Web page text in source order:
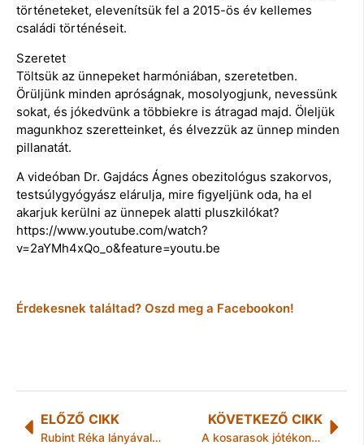
történeteket, elevenítsük fel a 2015-ös év kellemes
családi történéseit.
Szeretet
Töltsük az ünnepeket harmóniában, szeretetben.
Örüljünk minden apróságnak, mosolyogjunk, nevessünk
sokat, és jókedvünk a többiekre is átragad majd. Öleljük
magunkhoz szeretteinket, és élvezzük az ünnep minden
pillanatát.
A videóban Dr. Gajdács Ágnes obezitológus szakorvos,
testsúlygyógyász elárulja, mire figyeljünk oda, ha el
akarjuk kerülni az ünnepek alatti pluszkilókat?
https://www.youtube.com/watch?
v=2aYMh4xQo_o&feature=youtu.be
Érdekesnek találtad? Oszd meg a Facebookon!
ELŐZŐ CIKK
Rubint Réka lányával együtt tartott korcsolyás edzést a Jégteraszon
KÖVETKEZŐ CIKK
A kosarasok jótékonykodnak